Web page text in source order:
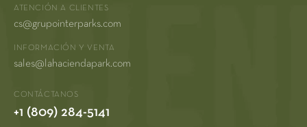
ATENCIÓN A CLIENTES
cs@grupointerparks.com
INFORMACIÓN Y VENTA
sales@lahaciendapark.com
CONTÁCTANOS
+1 (809) 284-5141